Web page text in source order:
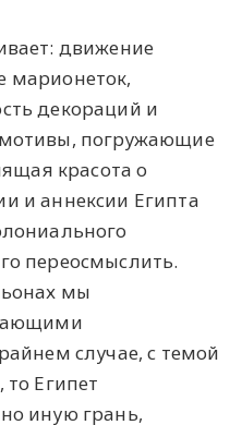
движение
марионеток,
декораций и
погружающие
красота о
и аннексии Египта
переосмыслить.
мы
случае, с темой
Египет
иную грань,